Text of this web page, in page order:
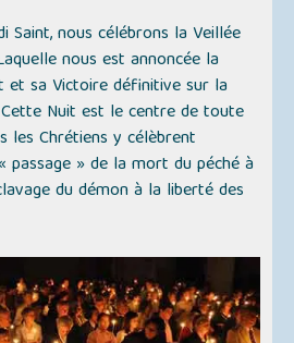
Saint, nous célébrons la Veillée
nous est annoncée la
et sa Victoire définitive sur la
Nuit est le centre de toute
les Chrétiens y célèbrent
passage » de la mort du péché à
du démon à la liberté des